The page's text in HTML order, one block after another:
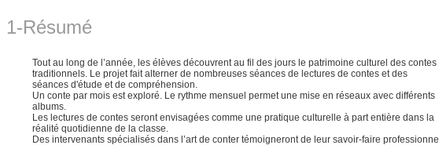
1-Résumé
Tout au long de l’année, les élèves découvrent au fil des jours le patrimoine culturel des contes
traditionnels. Le projet fait alterner de nombreuses séances de lectures de contes et des
séances d'étude et de compréhension.
Un conte par mois est exploré. Le rythme mensuel permet une mise en réseaux avec différents
albums.
Les lectures de contes seront envisagées comme une pratique culturelle à part entière dans la
réalité quotidienne de la classe.
Des intervenants spécialisés dans l’art de conter témoigneront de leur savoir-faire professionnel